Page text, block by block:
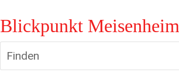
Blickpunkt Meisenheim
Finden